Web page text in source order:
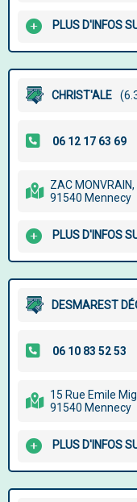
PLUS D'INFOS
CHRIST'ALE
ZAC
91540 Mennecy
PLUS D'INFOS
DESMAREST
15 Rue Emile
91540 Mennecy
PLUS D'INFOS